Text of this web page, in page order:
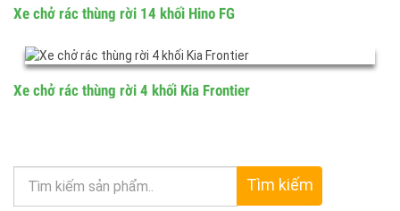
Ô tô chở rác thùng rời ( Hooklift) 22...